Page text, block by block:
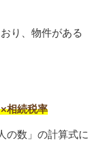
り、物件がある
相続税率
の数」の計算式に